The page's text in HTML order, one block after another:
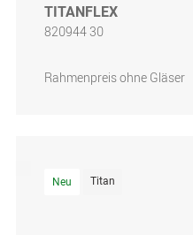
TITANFLEX
820944 30
Rahmenpreis ohne Gläser
Neu Titan